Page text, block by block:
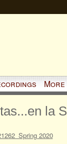
More
la
2020